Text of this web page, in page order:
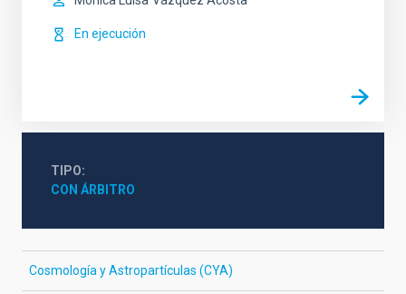
En ejecución
TIPO
CON ÁRBITRO
Cosmología y Astropartículas (CYA)